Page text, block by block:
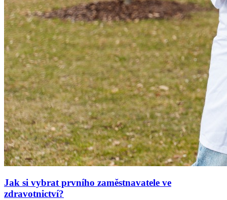
Jak si vybrat prvního zaměstnavatele ve
zdravotnictví?